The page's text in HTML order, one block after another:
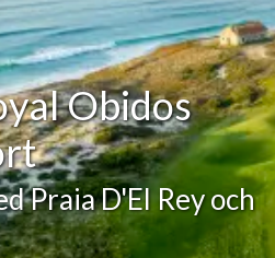
Obidos
Praia D'El Rey och